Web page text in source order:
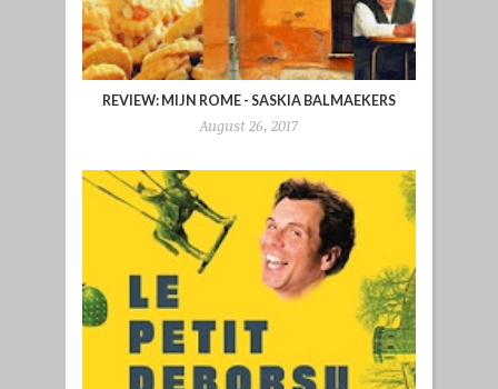
REVIEW: MIJN ROME - SASKIA BALMAEKERS
August 26, 2017